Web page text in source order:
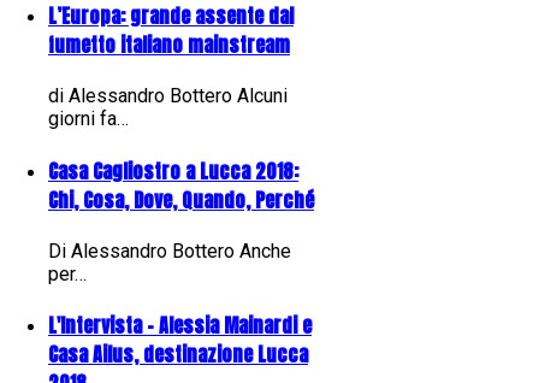
L’Europa: grande assente dal
fumetto italiano mainstream
di Alessandro Bottero Alcuni
giorni fa…
Casa Cagliostro a Lucca 2018:
Chi, Cosa, Dove, Quando, Perché
Di Alessandro Bottero Anche
per…
L'Intervista - Alessia Mainardi e
Casa Ailus, destinazione Lucca